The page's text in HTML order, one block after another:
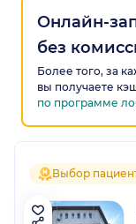
Онлайн-
без
Более того, за
вы получаете
по программе
Выбор